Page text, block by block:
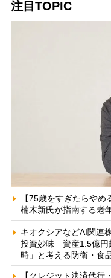
注目TOPIC
【75歳をすぎたらや
楠木新氏が指南する老
キオクシアなどAI関連
投資妙味 資産1.5億円
時」と考える防衛・食
【クレジット決済代